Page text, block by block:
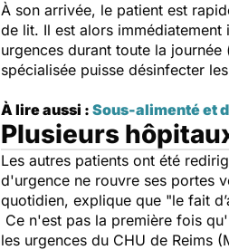
À son arrivée, le patient est
de lit. Il est alors
urgences durant toute la
spécialisée puisse désinfecter
À lire aussi : Sous-alimenté et
Plusieurs
Les autres patients ont été
d'urgence ne rouvre ses portes
quotidien, explique que "le fait
Ce n'est pas la première fois
les urgences du CHU de Reims